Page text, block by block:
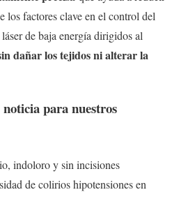
los factores clave en el control del
de baja energía dirigidos al
dañar los tejidos ni alterar la
noticia para nuestros
indoloro y sin incisiones
de colirios hipotensiones en